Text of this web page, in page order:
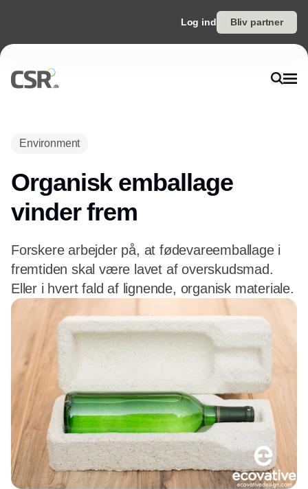
Log ind Bliv partner
Environment
Organisk emballage
vinder frem
Forskere arbejder på, at fødevareemballage i
fremtiden skal være lavet af overskudsmad.
Eller i hvert fald af lignende, organisk materiale.